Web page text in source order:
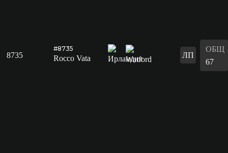
8735
#8735
Rocco Vata ЛП
ОБЩ
67